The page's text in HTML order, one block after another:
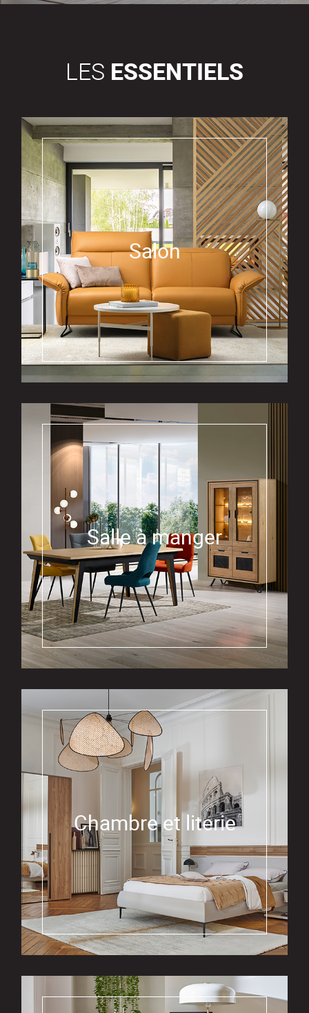
LES ESSENTIELS
Salon
Salle à manger
Chambre et literie